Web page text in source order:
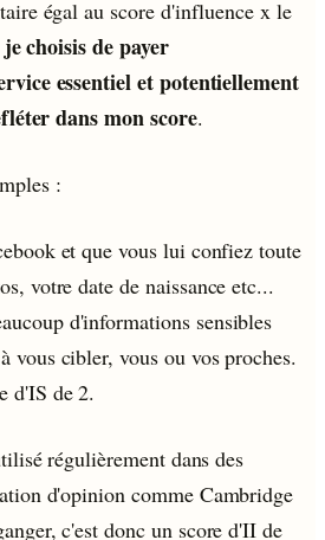
égal au score d'influence x le
choisis de payer
essentiel et potentiellement
dans mon score.
:
et que vous lui confiez toute
votre date de naissance etc...
d'informations sensibles
vous cibler, vous ou vos proches.
d'IS de 2.
régulièrement dans des
d'opinion comme Cambridge
c'est donc un score d'II de